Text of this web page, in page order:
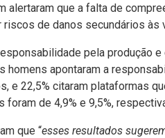
alertaram que a falta de
de danos secundários às
pela produção
homens apontaram a
e 22,5% citaram plataformas
foram de 4,9% e 9,5%,
que “esses resultados